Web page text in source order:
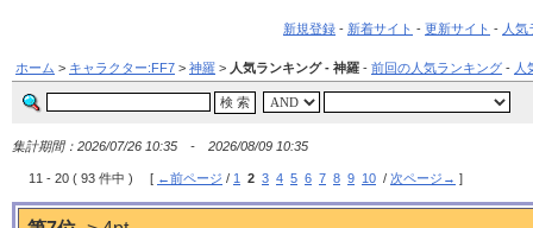
新規登録 - 新着サイト - 更新サイト - 人
ホーム > キャラクター:FF7 > 神羅 > 人気ランキング - 神羅 - 前回の人気ランキング - 人
集計期間：2026/07/26 10:35 - 2026/08/09 10:35
11 - 20 ( 93 件中 ) [ ←前ページ / 1 2 3 4 5 6 7 8 9 10 / 次ページ→ ]